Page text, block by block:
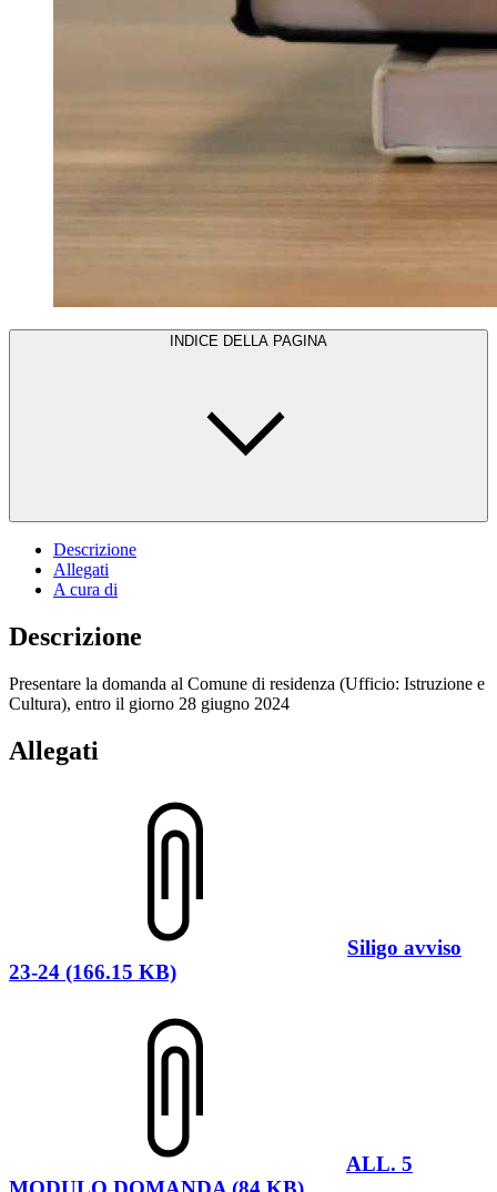
INDICE DELLA PAGINA
Descrizione
Allegati
A cura di
Descrizione
Presentare la domanda al Comune di residenza (Ufficio: Istruzione e
Cultura), entro il giorno 28 giugno 2024
Allegati
Siligo avviso
23-24 (166.15 KB)
ALL. 5